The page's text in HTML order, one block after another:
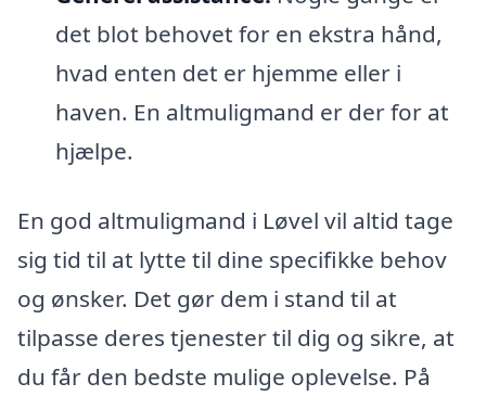
det blot behovet for en ekstra hånd,
hvad enten det er hjemme eller i
haven. En altmuligmand er der for at
hjælpe.
En god altmuligmand i Løvel vil altid tage
sig tid til at lytte til dine specifikke behov
og ønsker. Det gør dem i stand til at
tilpasse deres tjenester til dig og sikre, at
du får den bedste mulige oplevelse. På